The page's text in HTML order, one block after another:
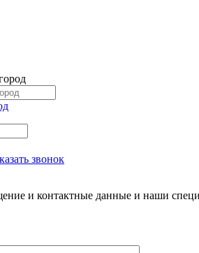
звонок
и контактные данные и наши